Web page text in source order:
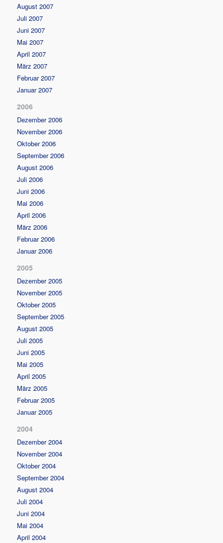
August 2007
Juli 2007
Juni 2007
Mai 2007
April 2007
März 2007
Februar 2007
Januar 2007
2006
Dezember 2006
November 2006
Oktober 2006
September 2006
August 2006
Juli 2006
Juni 2006
Mai 2006
April 2006
März 2006
Februar 2006
Januar 2006
2005
Dezember 2005
November 2005
Oktober 2005
September 2005
August 2005
Juli 2005
Juni 2005
Mai 2005
April 2005
März 2005
Februar 2005
Januar 2005
2004
Dezember 2004
November 2004
Oktober 2004
September 2004
August 2004
Juli 2004
Juni 2004
Mai 2004
April 2004